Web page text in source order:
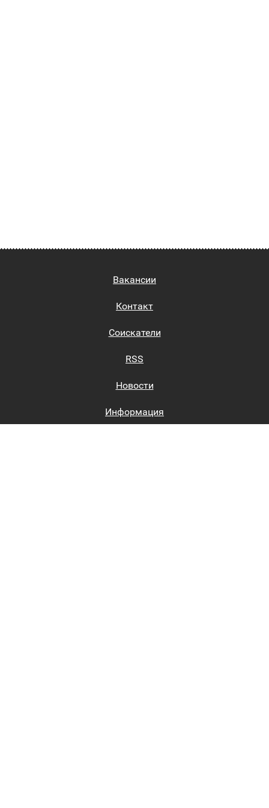
Вакансии
Контакт
Соискатели
RSS
Новости
Информация